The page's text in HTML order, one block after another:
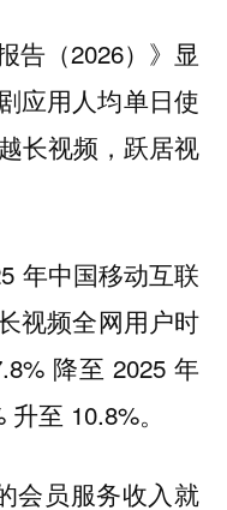
告（2026）》显
应用人均单日使
长视频，跃居视
年中国移动互联
视频全网用户时
降至 2025 年
至 10.8%。
会员服务收入就